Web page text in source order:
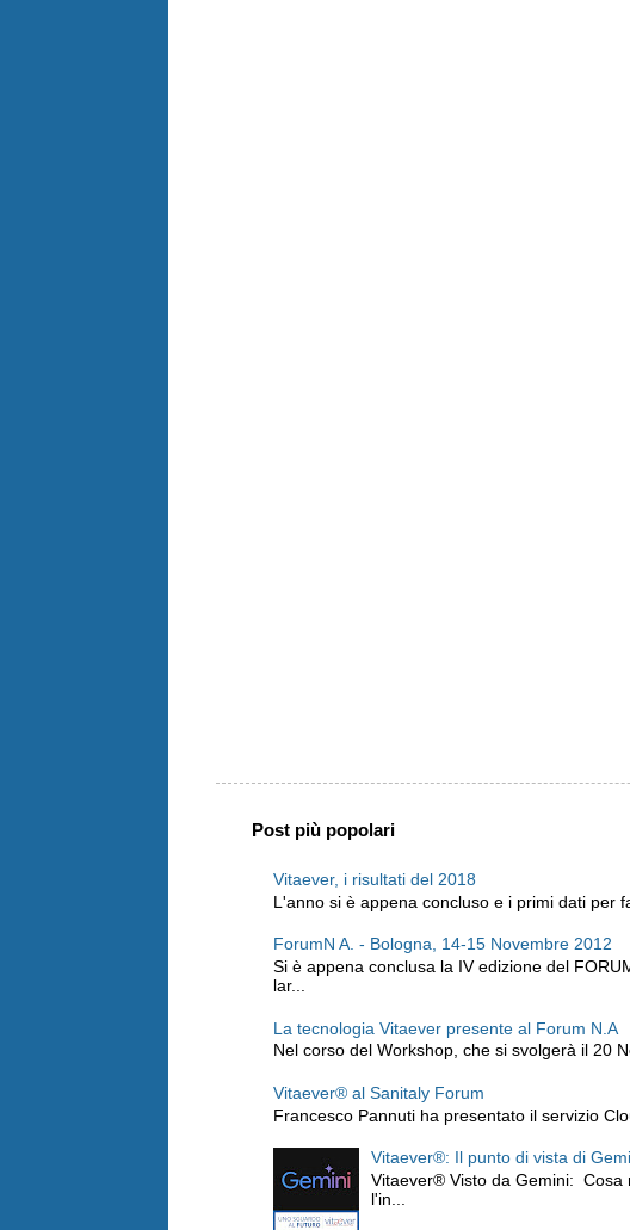
Post più popolari
Vitaever, i risultati del 2018
L'anno si è appena concluso e i primi dati per
ForumN A. - Bologna, 14-15 Novembre 2012
Si è appena conclusa la IV edizione del
lar...
La tecnologia Vitaever presente al Forum N.A
Nel corso del Workshop, che si svolgerà il 20
Vitaever® al Sanitaly Forum
Francesco Pannuti ha presentato il servizio
Vitaever®: Il punto di vista di
Vitaever® Visto da Gemini: Cosa
l'in...